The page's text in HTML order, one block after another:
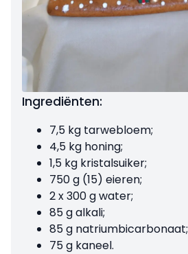
Ingrediënten:
7,5 kg tarwebloem;
4,5 kg honing;
1,5 kg kristalsuiker;
750 g (15) eieren;
2 x 300 g water;
85 g alkali;
85 g natriumbicarbonaat;
75 g kaneel.